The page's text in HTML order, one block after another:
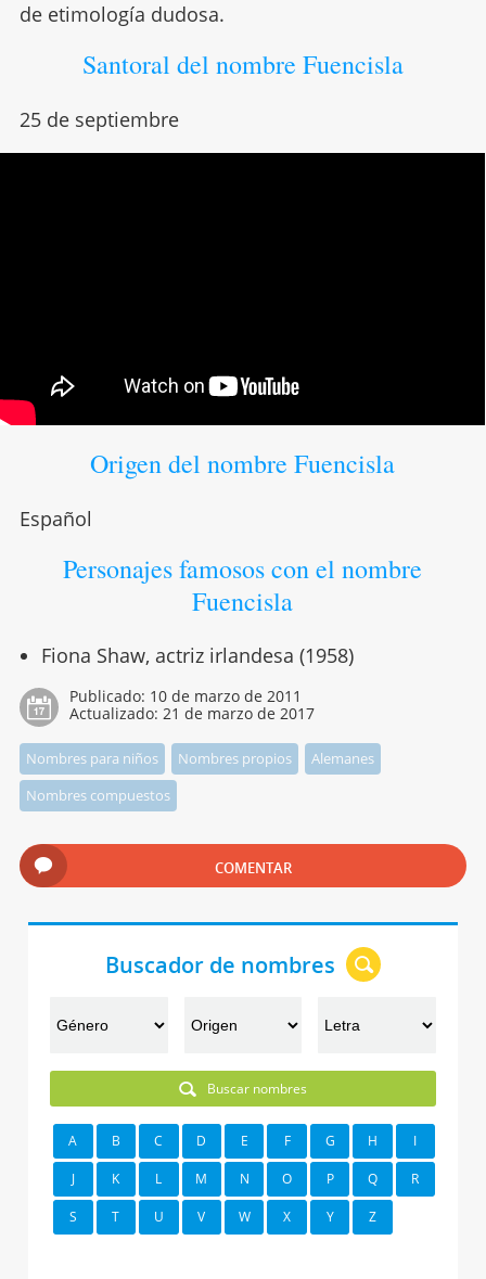
de etimología dudosa.
Santoral del nombre Fuencisla
25 de septiembre
Origen del nombre Fuencisla
Español
Personajes famosos con el nombre
Fuencisla
Fiona Shaw, actriz irlandesa (1958)
Publicado: 10 de marzo de 2011
Actualizado: 21 de marzo de 2017
Nombres para niños Nombres propios
Alemanes
Nombres compuestos
COMENTAR
Buscador de nombres
Buscar nombres
A B C D E F G H I
J K L M N O P Q R
S T U V W X Y Z